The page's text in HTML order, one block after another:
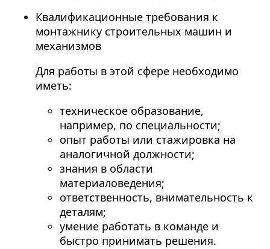
Квалификационные требования к
монтажнику строительных машин и
механизмов
Для работы в этой сфере необходимо
иметь:
техническое образование,
например, по специальности;
опыт работы или стажировка на
аналогичной должности;
знания в области
материаловедения;
ответственность, внимательность к
деталям;
умение работать в команде и
быстро принимать решения.